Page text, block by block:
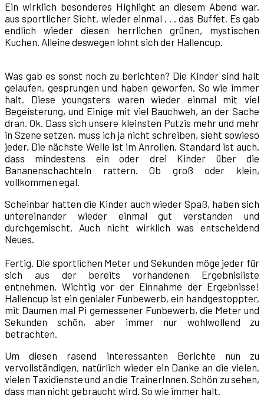
Ein wirklich besonderes Highlight an diesem Abend war,
aus sportlicher Sicht, wieder einmal . . . das Buffet. Es gab
endlich wieder diesen herrlichen grünen, mystischen
Kuchen. Alleine deswegen lohnt sich der Hallencup.
Was gab es sonst noch zu berichten? Die Kinder sind halt
gelaufen, gesprungen und haben geworfen. So wie immer
halt. Diese youngsters waren wieder einmal mit viel
Begeisterung, und Einige mit viel Bauchweh, an der Sache
dran. Ok. Dass sich unsere kleinsten Putzis mehr und mehr
in Szene setzen, muss ich ja nicht schreiben, sieht sowieso
jeder. Die nächste Welle ist im Anrollen. Standard ist auch,
dass mindestens ein oder drei Kinder über die
Bananenschachteln rattern. Ob groß oder klein,
vollkommen egal.
Scheinbar hatten die Kinder auch wieder Spaß, haben sich
untereinander wieder einmal gut verstanden und
durchgemischt. Auch nicht wirklich was entscheidend
Neues.
Fertig. Die sportlichen Meter und Sekunden möge jeder für
sich aus der bereits vorhandenen Ergebnisliste
entnehmen. Wichtig vor der Einnahme der Ergebnisse!
Hallencup ist ein genialer Funbewerb, ein handgestoppter,
mit Daumen mal Pi gemessener Funbewerb, die Meter und
Sekunden schön, aber immer nur wohlwollend zu
betrachten.
Um diesen rasend interessanten Berichte nun zu
vervollständigen, natürlich wieder ein Danke an die vielen,
vielen Taxidienste und an die TrainerInnen. Schön zu sehen,
dass man nicht gebraucht wird. So wie immer halt.